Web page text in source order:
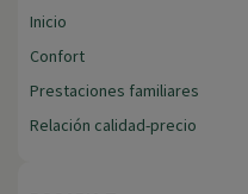
Inicio
Confort
Prestaciones familiares
Relación calidad-precio